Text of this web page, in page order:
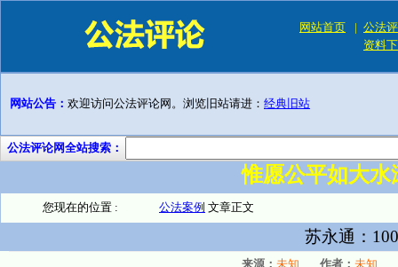
网站首页 | 公法
资料
网站公告： 欢迎访问公法评论网。浏览旧站请进： 经典旧站
公法评论网全站搜索：
惟愿公平如大
您现在的位置 : 公法案例 文章正文
苏永通：
来源： 未知 作者： 未知